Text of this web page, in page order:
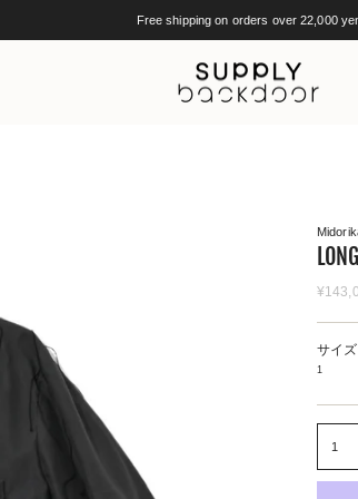
Free shipping on orders over 22,000
サイズ
1
1